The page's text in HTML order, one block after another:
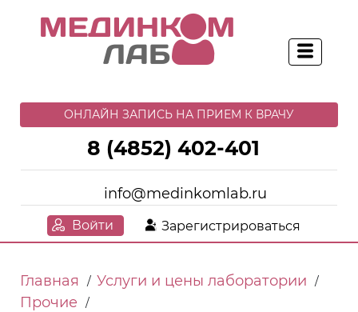
ОНЛАЙН ЗАПИСЬ НА ПРИЕМ К ВРАЧУ
8 (4852) 402-401
info@medinkomlab.ru
Войти Зарегистрироваться
Главная / Услуги и цены лаборатории /
Прочие /